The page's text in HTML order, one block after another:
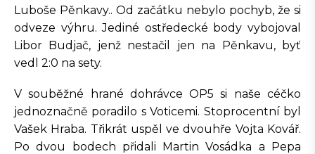
Luboše Pěnkavy.. Od začátku nebylo pochyb, že si
odveze výhru. Jediné ostředecké body vybojoval
Libor Budjač, jenž nestačil jen na Pěnkavu, byť
vedl 2:0 na sety.
V souběžné hrané dohrávce OP5 si naše céčko
jednoznačně poradilo s Voticemi. Stoprocentní byl
Vašek Hraba. Třikrát uspěl ve dvouhře Vojta Kovář.
Po dvou bodech přidali Martin Vosádka a Pepa